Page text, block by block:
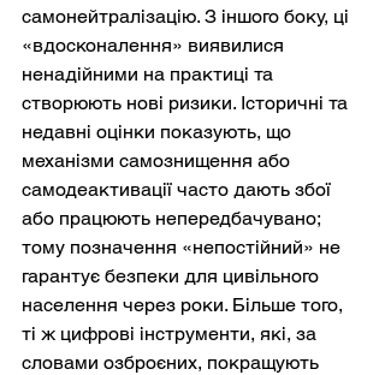
самонейтралізацію. З іншого боку, ці
«вдосконалення» виявилися
ненадійними на практиці та
створюють нові ризики. Історичні та
недавні оцінки показують, що
механізми самознищення або
самодеактивації часто дають збої
або працюють непередбачувано;
тому позначення «непостійний» не
гарантує безпеки для цивільного
населення через роки. Більше того,
ті ж цифрові інструменти, які, за
словами озброєних, покращують